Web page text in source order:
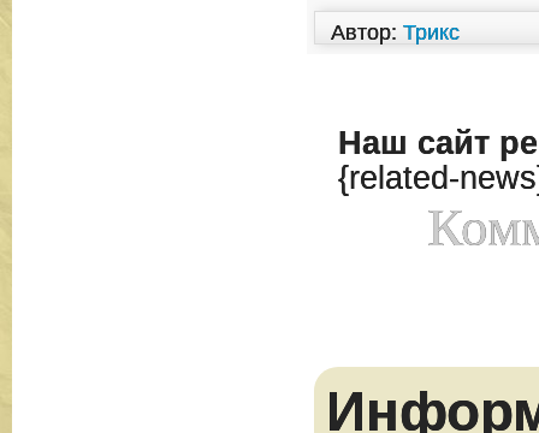
Автор: Трикс
Наш сайт
{related-